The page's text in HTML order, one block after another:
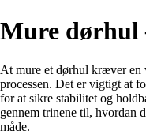
Mure dørhul
At mure et dørhul kræver en
processen. Det er vigtigt at
for at sikre stabilitet og
gennem trinene til, hvordan
måde.